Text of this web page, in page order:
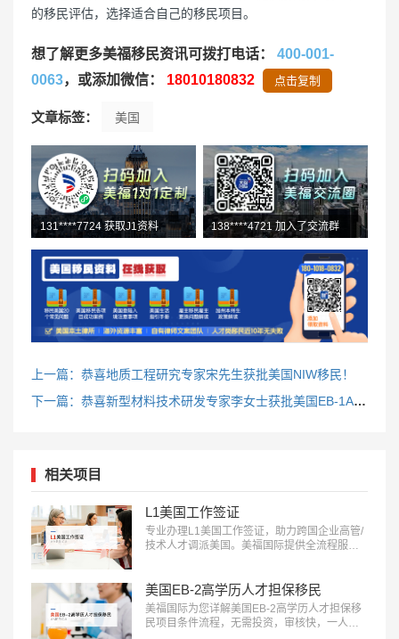
的移民评估，选择适合自己的移民项目。
想了解更多美福移民资讯可拨打电话： 400-001-
0063，或添加微信： 18010180832 点击复制
文章标签： 美国
131****7724 获取J1资料 138****4721 加入了交流群
上一篇：恭喜地质工程研究专家宋先生获批美国NIW移民！
下一篇：恭喜新型材料技术研发专家李女士获批美国EB-1A移民！
相关项目
L1美国工作签证
专业办理L1美国工作签证，助力跨国企业高管/
技术人才调派美国。美福国际提供全流程服
职业之旅！…
美国EB-2高学历人才担保移民
美福国际为您详解美国EB-2高学历人才担保移
民项目条件流程，无需投资，审核快，一人申